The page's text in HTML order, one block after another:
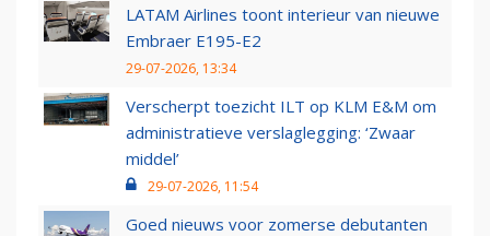
LATAM Airlines toont interieur van nieuwe
Embraer E195-E2
29-07-2026, 13:34
Verscherpt toezicht ILT op KLM E&M om
administratieve verslaglegging: ‘Zwaar
middel’
29-07-2026, 11:54
Goed nieuws voor zomerse debutanten